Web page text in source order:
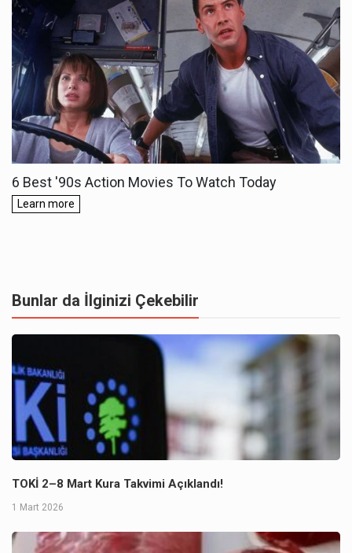
Bunlar da İlginizi Çekebilir
TOKİ 2–8 Mart Kura Takvimi Açıklandı!
1 Mart 2026